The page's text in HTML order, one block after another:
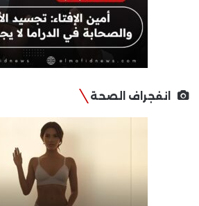
انفجراف الصحة